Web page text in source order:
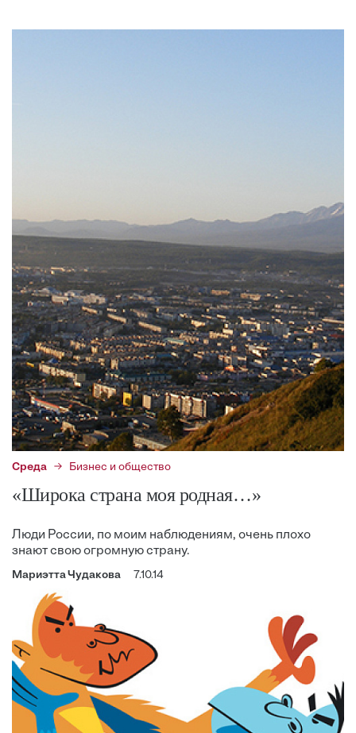
Среда Бизнес и общество
«Широка страна моя родная…»
Люди России, по моим наблюдениям, очень плохо
знают свою огромную страну.
Мариэтта Чудакова 7.10.14